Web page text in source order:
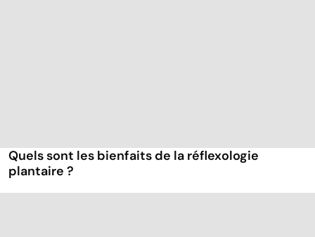
Quels sont les bienfaits de la réflexologie
plantaire ?